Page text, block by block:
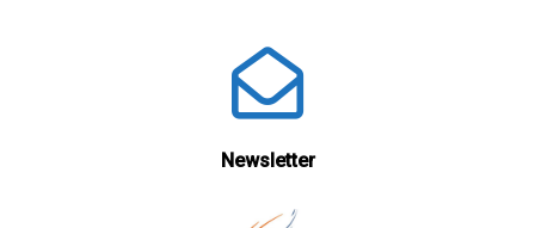
Newsletter